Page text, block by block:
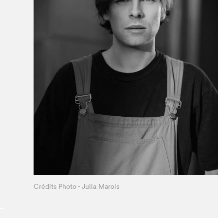
À propos du Salon
Liste des exposant·e·s
Liste des auteur·rice·s
Crédits Photo - Julia Marois